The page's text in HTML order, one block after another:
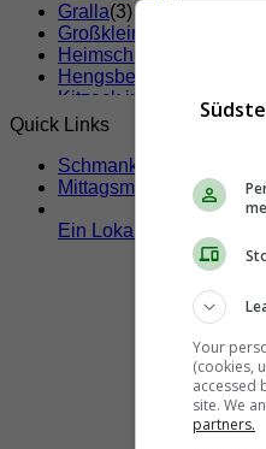
Gralla(3)
Großklein
Heimschuh
Hengsberg
Kitzeck im Sausal(3)
Lang(1)
Leibnitz(38)
Leutschach
Pistorf(4)
Ratsch an der
Sankt Andrä-Höch(1)
Sankt Georgen an der
Sankt Johann im
Sankt Nikolai ob
Straß in Steiermark (1)
Quick Links
Schmankerltage
Mittagsmenü
Ein Lokal hier eintragen!
Your
(cookies,
accessed
site. We
partners.